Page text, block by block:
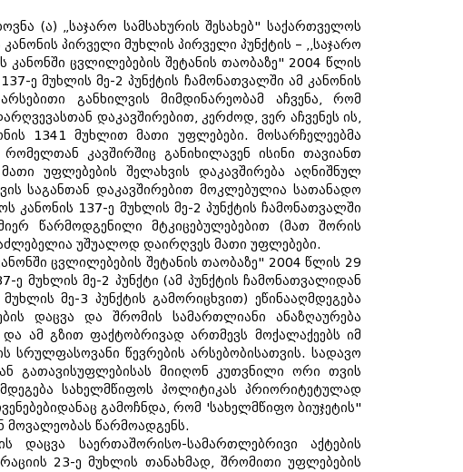
(ა) „საჯარო სამსახურის შესახებ" საქართველოს
პირველი მუხლის პირველი პუნქტის – ,,საჯარო
კანონში ცვლილებების შეტანის თაობაზე" 2004 წლის
ე მუხლის მე-2 პუნქტის ჩამონათვალში ამ კანონის
განხილვის მიმდინარეობამ აჩვენა, რომ
დაკავშირებით, კერძოდ, ვერ აჩვენეს ის,
1341 მუხლით მათი უფლებები. მოსარჩელეებმა
კავშირშიც განიხილავენ ისინი თავიანთ
უფლებების შელახვის დაკავშირება აღნიშნულ
საგანთან დაკავშირებით მოკლებულია სათანადო
კანონის 137-ე მუხლის მე-2 პუნქტის ჩამონათვალში
წარმოდგენილი მტკიცებულებებით (მათ შორის
უშუალოდ დაირღვეს მათი უფლებები.
ცვლილებების შეტანის თაობაზე" 2004 წლის 29
ე მუხლის მე-2 პუნქტი (ამ პუნქტის ჩამონათვალიდან
მე-3 პუნქტის გამორიცხვით) ეწინააღმდეგება
დაცვა და შრომის სამართლიანი ანაზღაურება
ამ გზით ფაქტობრივად ართმევს მოქალაქეებს იმ
წევრების არსებობისათვის. სადავო
გათავისუფლებისას მიიღონ კუთვნილი ორი თვის
სახელმწიფოს პოლიტიკას პრიორიტეტულად
გამოჩნდა, რომ 'სახელმწიფო ბიუჯეტის"
მოვალეობას წარმოადგენს.
დაცვა საერთაშორისო-სამართლებრივი აქტების
23-ე მუხლის თანახმად, შრომითი უფლებების